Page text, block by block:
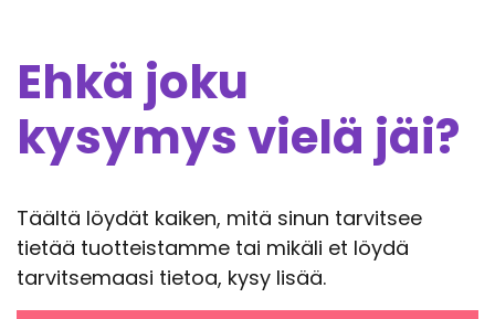
Ehkä joku
kysymys vielä jäi?
Täältä löydät kaiken, mitä sinun tarvitsee
tietää tuotteistamme tai mikäli et löydä
tarvitsemaasi tietoa, kysy lisää.